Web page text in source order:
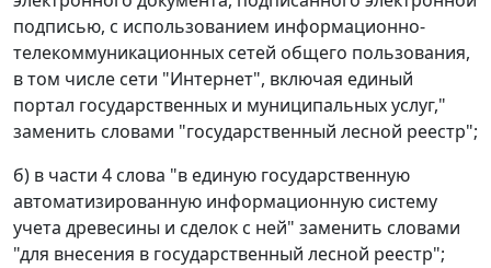
подписью, с использованием информационно-
телекоммуникационных сетей общего пользования,
в том числе сети "Интернет", включая единый
портал государственных и муниципальных услуг,"
заменить словами "государственный лесной реестр";
б) в части 4 слова "в единую государственную
автоматизированную информационную систему
учета древесины и сделок с ней" заменить словами
"для внесения в государственный лесной реестр";